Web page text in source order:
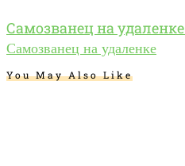
Самозванец на удаленке
Самозванец на удаленке
You May Also Like